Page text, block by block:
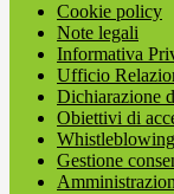
Cookie policy
Note legali
Informativa
Ufficio
Dichiarazione
Obiettivi di
Whistleblowing
Gestione